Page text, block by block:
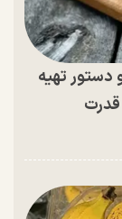
تهیه